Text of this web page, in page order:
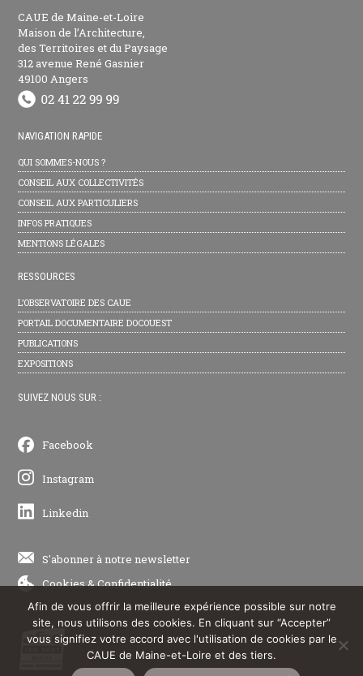
CAUE de Maine-et-Loire
Maison de l’Architecture,
des Territoires et du Paysage
312 avenue René Gasnier
49100 Angers
NAVIGATION RAPIDE
QUI SOMMES-NOUS ?
CONSEIL AUX COLLECTIVITÉS
CONSEIL AUX PARTICULIERS
INFOS PRATIQUES
MENTIONS LÉGALES
RESSOURCES
L’OBSERVATOIRE DES CAUE
PORTAIL DOCUMENTAIRE DOCOUEST
PUBLICATIONS
EXPOSITIONS
SUIVEZ NOUS SUR :
Facebook
Instagram
Linkedin
S'abonner à notre newsletter
Cookies&Confidentialité
Afin de vous offrir la meilleure expérience possible sur notre
site, nous utilisons des cookies. En cliquant sur “Accepter”
vous signifiez votre accord avec l'utilisation de cookies par le
CAUE de Maine-et-Loire et des tiers.